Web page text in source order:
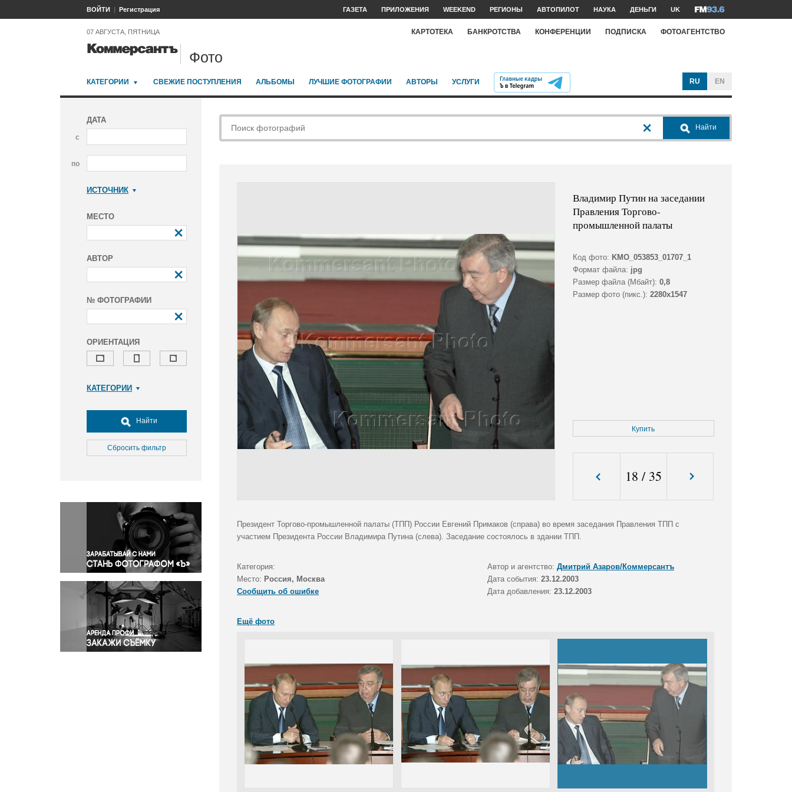
ВОЙТИ Регистрация ГАЗЕТА ПРИЛОЖЕНИЯ WEEKEND РЕГИОНЫ АВТОПИЛОТ НАУКА ДЕНЬГИ UK
07 АВГУСТА, ПЯТНИЦА КАРТОТЕКА БАНКРОТСТВА КОНФЕРЕНЦИИ ПОДПИСКА ФОТОАГЕНТСТВО
Фото
КАТЕГОРИИ СВЕЖИЕ ПОСТУПЛЕНИЯ АЛЬБОМЫ ЛУЧШИЕ ФОТОГРАФИИ АВТОРЫ УСЛУГИ RU EN
ДАТА
с
по
ИСТОЧНИК
МЕСТО
АВТОР
№ ФОТОГРАФИИ
ОРИЕНТАЦИЯ
КАТЕГОРИИ
Досуг, туризм и отдых
Культура
Медицина
Окружающая среда
Политика
Правосудие
Происшествия и конфликты
Религия
Светская жизнь
Спорт
Экология
Экономика и бизнес
Найти
Сбросить фильтр
Найти
Владимир Путин на заседании
Правления Торгово-
промышленной палаты
Код фото: KMO_053853_01707_1
Формат файла: jpg
Размер файла (Мбайт): 0,8
Размер фото (пикс.): 2280x1547
Купить
18 / 35
Президент Торгово-промышленной палаты (ТПП) России Евгений Примаков (справа) во время заседания Правления ТПП с
участием Президента России Владимира Путина (слева). Заседание состоялось в здании ТПП.
Категория: Автор и агентство: Дмитрий Азаров/Коммерсантъ
Место: Россия, Москва Дата события: 23.12.2003
Сообщить об ошибке
Дата добавления: 23.12.2003
Ещё фото